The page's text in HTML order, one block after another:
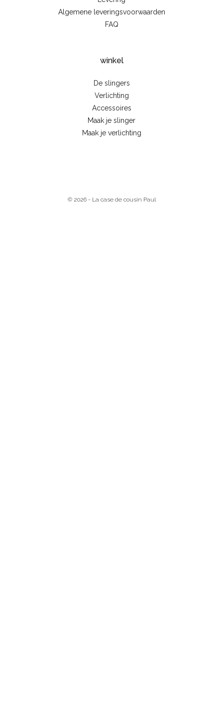
Algemene leveringsvoorwaarden
FAQ
winkel
De slingers
Verlichting
Accessoires
Maak je slinger
Maak je verlichting
© 2026 - La case de cousin Paul